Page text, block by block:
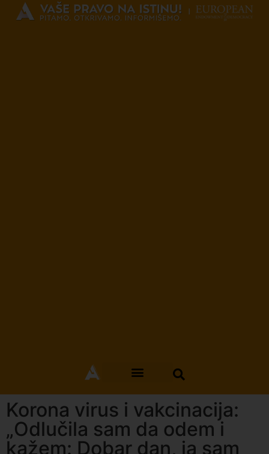
Korona virus i vakcinacija:
„Odlučila sam da odem i
kažem: Dobar dan, ja sam